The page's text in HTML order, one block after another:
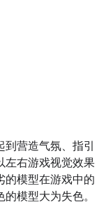
营造气氛、指引
左右游戏视觉效果
的模型在游戏中的
模型大为失色。